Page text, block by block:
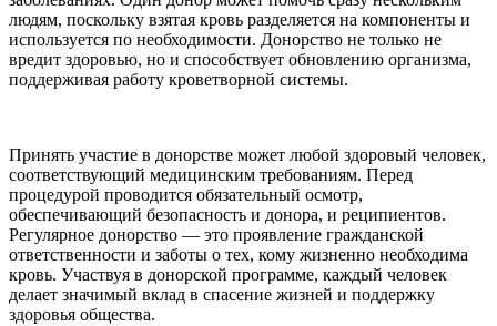
людям, поскольку взятая кровь разделяется на компоненты и
используется по необходимости. Донорство не только не
вредит здоровью, но и способствует обновлению организма,
поддерживая работу кроветворной системы.
Принять участие в донорстве может любой здоровый человек,
соответствующий медицинским требованиям. Перед
процедурой проводится обязательный осмотр,
обеспечивающий безопасность и донора, и реципиентов.
Регулярное донорство — это проявление гражданской
ответственности и заботы о тех, кому жизненно необходима
кровь. Участвуя в донорской программе, каждый человек
делает значимый вклад в спасение жизней и поддержку
здоровья общества.